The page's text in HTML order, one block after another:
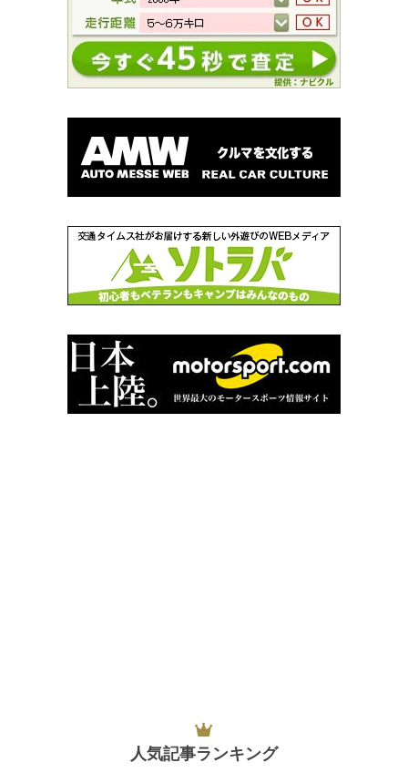
人気記事ランキング